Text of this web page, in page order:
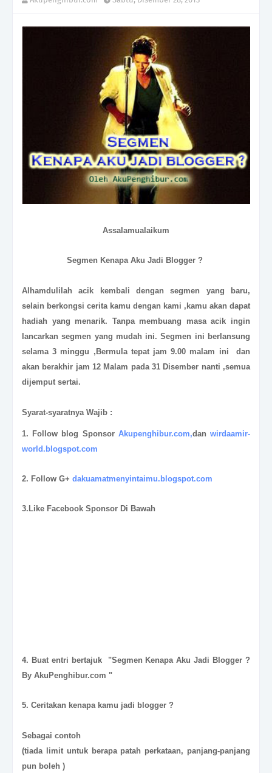
Assalamualaikum
Segmen Kenapa Aku Jadi Blogger ?
Alhamdulilah acik kembali dengan segmen yang baru,
selain berkongsi cerita kamu dengan kami ,kamu akan dapat
hadiah yang menarik. Tanpa membuang masa acik ingin
lancarkan segmen yang mudah ini. Segmen ini berlansung
selama 3 minggu ,Bermula tepat jam 9.00 malam ini dan
akan berakhir jam 12 Malam pada 31 Disember nanti ,semua
dijemput sertai.
Syarat-syaratnya Wajib :
1. Follow blog Sponsor Akupenghibur.com,dan wirdaamir-
world.blogspot.com
2. Follow G+ dakuamatmenyintaimu.blogspot.com
3.Like Facebook Sponsor Di Bawah
4. Buat entri bertajuk "Segmen Kenapa Aku Jadi Blogger ?
By AkuPenghibur.com "
5. Ceritakan kenapa kamu jadi blogger ?
Sebagai contoh
(tiada limit untuk berapa patah perkataan, panjang-panjang
pun boleh )